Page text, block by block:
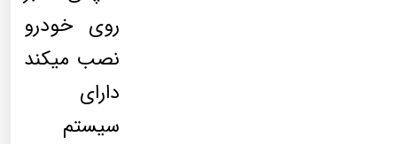
روی خودرو
نصب میکند
دارای
سیستم